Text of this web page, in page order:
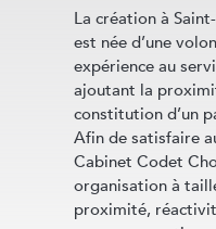
La création à
est née d’une
expérience au
ajoutant la
constitution d’un
Afin de satisfaire
Cabinet Codet
organisation à
proximité,